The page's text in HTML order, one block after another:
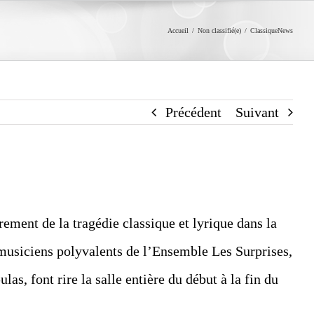
Accueil / Non classifié(e) / ClassiqueNews
Précédent Suivant
de la tragédie classique et lyrique dans la
polyvalents de l’Ensemble Les Surprises,
font rire la salle entière du début à la fin du